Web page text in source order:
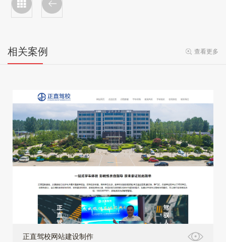
相关案例 查看更多
正直驾校网站建设制作